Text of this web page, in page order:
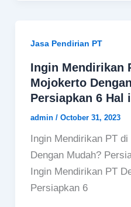
Jasa Pendirian PT
Ingin Mendirikan
Mojokerto
Persiapkan 6 Hal
admin / October 31, 2023
Ingin Mendirikan PT
Dengan Mudah?
Ingin Mendirikan PT
Persiapkan 6